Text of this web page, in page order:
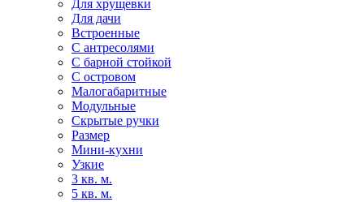
Для хрущевки
Для дачи
Встроенные
С антресолями
С барной стойкой
С островом
Малогабаритные
Модульные
Скрытые ручки
Размер
Мини-кухни
Узкие
3 кв. м.
5 кв. м.